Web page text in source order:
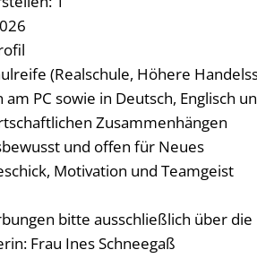
(Realschule, Höhere
PC sowie in Deutsch, Englisch
Zusammenhängen
und offen für Neues
Motivation und Teamgeist
bitte ausschließlich über
Frau Ines Schneegaß